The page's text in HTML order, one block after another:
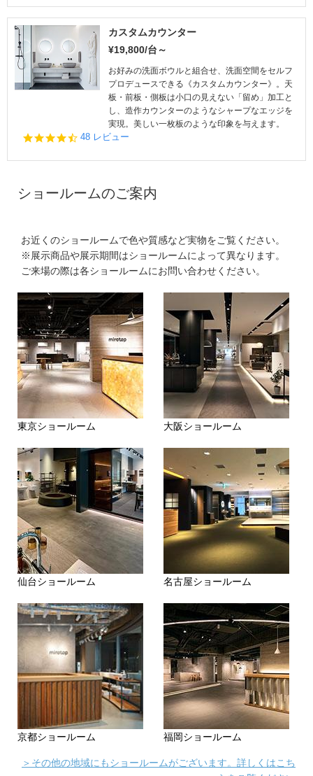
s
t
a
r
a
t
i
カスタムカウンター
¥19,800/台～
お好みの洗面ボウルと組合せ、洗面空間をセルフ
プロデュースできる《カスタムカウンター》。天
板・前板・側板は小口の見えない「留め」加工と
し、造作カウンターのようなシャープなエッジを
実現。美しい一枚板のような印象を与えます。
4.
s
r
i
n
g
48 レビュー
ショールームのご案内
お近くのショールームで色や質感など実物をご覧ください。
※展示商品や展示期間はショールームによって異なります。
ご来場の際は各ショールームにお問い合わせください。
東京ショールーム 大阪ショールーム
仙台ショールーム 名古屋ショールーム
京都ショールーム 福岡ショールーム
＞その他の地域にもショールームがございます。詳しくはこち